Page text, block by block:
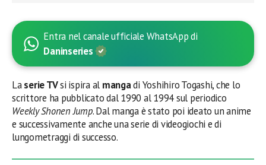
Entra nel canale ufficiale WhatsApp di
Daninseries
Laserie TVsi ispira al mangadi Yoshihiro Togashi, che lo
scrittore ha pubblicato dal 1990 al 1994 sul periodico
Weekly Shonen Jump. Dal manga è stato poi ideato un anime
e successivamente anche una serie di videogiochi e di
lungometraggi di successo.